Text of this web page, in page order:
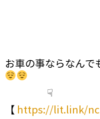
お車の事ならなんで
☟
【 https://lit.link/